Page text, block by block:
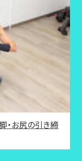
・お尻の引き締